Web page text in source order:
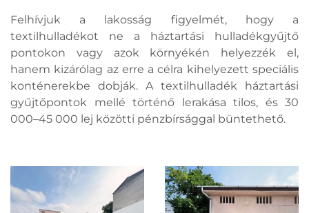
Felhívjuk a lakosság figyelmét, hogy a
textilhulladékot ne a háztartási hulladékgyűjtő
pontokon vagy azok környékén helyezzék el,
hanem kizárólag az erre a célra kihelyezett speciális
konténerekbe dobják. A textilhulladék háztartási
gyűjtőpontok mellé történő lerakása tilos, és 30
000–45 000 lej közötti pénzbírsággal büntethető.